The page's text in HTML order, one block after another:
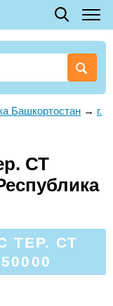
Башкортостан → г.
СТ
ТЕР. СТ